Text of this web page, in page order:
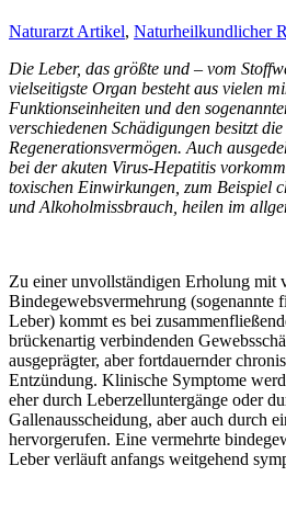
Naturarzt Artikel, Naturheilkundlicher
Die Leber, das größte und – vom
vielseitigste Organ besteht aus vielen
Funktionseinheiten und den
verschiedenen Schädigungen besitzt
Regenerationsvermögen. Auch
bei der akuten Virus-Hepatitis
toxischen Einwirkungen, zum Beispiel
und Alkoholmissbrauch, heilen im
Zu einer unvollständigen Erholung mit
Bindegewebsvermehrung (sogenannte
Leber) kommt es bei
brückenartig verbindenden
ausgeprägter, aber fortdauernder
Entzündung. Klinische Symptome
eher durch Leberzelluntergänge oder
Gallenausscheidung, aber auch durch
hervorgerufen. Eine vermehrte
Leber verläuft anfangs weitgehend